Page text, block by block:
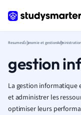
ResumesÉconomie et gestionAdministration
gestion
La gestion informatique
et administrer les
optimiser leurs